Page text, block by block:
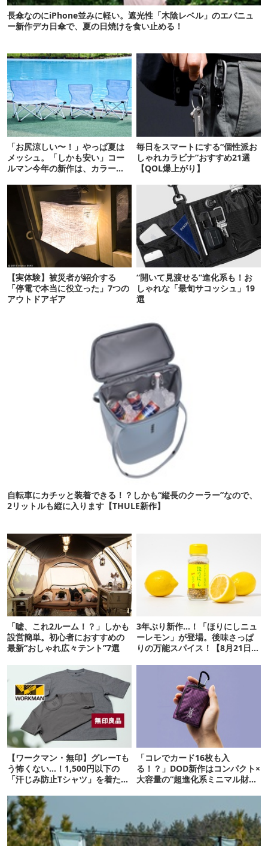
長傘なのにiPhone並みに軽い。遮光性「木陰レベル」のエバニュ
ー新作デカ日傘で、夏の日焼けを食い止める！
「お尻涼しい〜！」やっぱ夏は
メッシュ。「しかも安い」コー
ルマン今年の新作は、カラーも
毎日をスマートにする“個性派お
しゃれカラビナ”おすすめ21選
【QOL爆上がり】
【実体験】被災者が紹介する
「停電で本当に役立った」7つの
アウトドアギア
“開いて見渡せる”進化系も！お
しゃれな「最旬サコッシュ」19
選
自転車にカチッと装着できる！？しかも“縦長のクーラー”なので、
2リットルも縦に入ります【THULE新作】
「嘘、これ2ルーム！？」しかも
設営簡単。初心者におすすめの
最新“おしゃれ広々テント”7選
3年ぶり新作…！「ほりにしニュ
ーレモン」が登場。後味さっぱ
りの万能スパイス！【8月21日発
【ワークマン・無印】グレーTも
う怖くない…！1,500円以下の
「汗じみ防止Tシャツ」を着たら
「コレでカード16枚も入
る！？」DOD新作はコンパクト×
大容量の“超進化系ミニマル財